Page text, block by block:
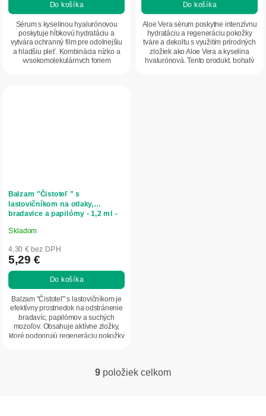
Do košíka
Sérum s kyselinou hyalurónovou
poskytuje hĺbkovú hydratáciu a
vytvára ochranný film pre odolnejšiu
a hladšiu pleť. Kombinácia nízko a
vysokomolekulárnych foriem
Do košíka
Aloe Vera sérum poskytne intenzívnu
hydratáciu a regeneráciu pokožky
tváre a dekoltu s využitím prírodných
zložiek ako Aloe Vera a kyselina
hyalurónová. Tento produkt, bohatý
Balzam "Čistoteľ " s
lastovičníkom na otlaky,
bradavice a papilómy - 1,2 ml -
Priemerné
hodnotenie
produktu
je
5,0
z
5
hviezdičiek.
Skladom
4,30 € bez DPH
5,29 €
Do košíka
Balzam "Čistoteľ" s lastovičníkom je
efektívny prostriedok na odstránenie
bradavíc, papilómov a suchých
mozoľov. Obsahuje aktívne zložky,
ktoré podporujú regeneráciu pokožky
O
9 položiek celkom